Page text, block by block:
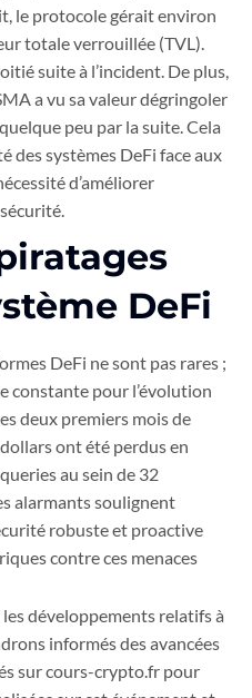
le protocole gérait environ
totale verrouillée (TVL).
suite à l’incident. De plus,
a vu sa valeur dégringoler
peu par la suite. Cela
des systèmes DeFi face aux
d’améliorer
DeFi
DeFi ne sont pas rares ;
constante pour l’évolution
deux premiers mois de
ont été perdus en
au sein de 32
alarmants soulignent
robuste et proactive
contre ces menaces
développements relatifs à
informés des avancées
sur cours-crypto.fr pour